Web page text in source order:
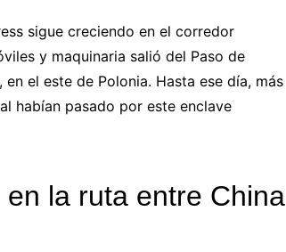
sigue creciendo en el corredor
y maquinaria salió del Paso de
el este de Polonia. Hasta ese día, más
habían pasado por este enclave
la ruta entre China